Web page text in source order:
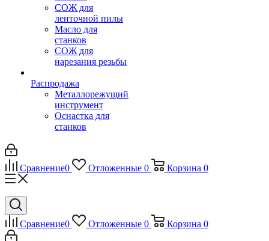
СОЖ для
ленточной пилы
Масло для
станков
СОЖ для
нарезания резьбы
Распродажа
Металлорежущий
инструмент
Оснастка для
станков
Сравнение0 Отложенные 0 Корзина 0
Сравнение0 Отложенные 0 Корзина 0